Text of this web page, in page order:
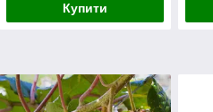
Купити